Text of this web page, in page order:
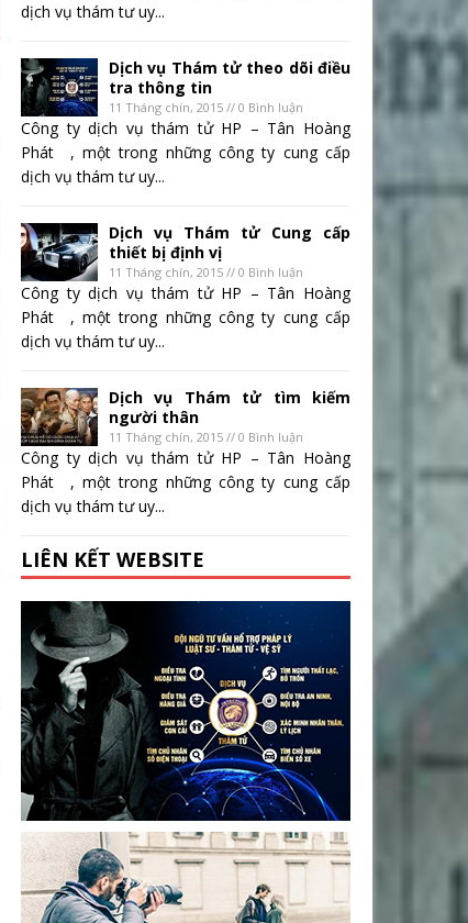
dịch vụ thám tư uy...
Dịch vụ Thám tử theo dõi điều
tra thông tin
11 Tháng chín, 2015 // 0 Bình luận
Công ty dịch vụ thám tử HP – Tân Hoàng
Phát , một trong những công ty cung cấp
dịch vụ thám tư uy...
Dịch vụ Thám tử Cung cấp
thiết bị định vị
11 Tháng chín, 2015 // 0 Bình luận
Công ty dịch vụ thám tử HP – Tân Hoàng
Phát , một trong những công ty cung cấp
dịch vụ thám tư uy...
Dịch vụ Thám tử tìm kiếm
người thân
11 Tháng chín, 2015 // 0 Bình luận
Công ty dịch vụ thám tử HP – Tân Hoàng
Phát , một trong những công ty cung cấp
dịch vụ thám tư uy...
LIÊN KẾT WEBSITE